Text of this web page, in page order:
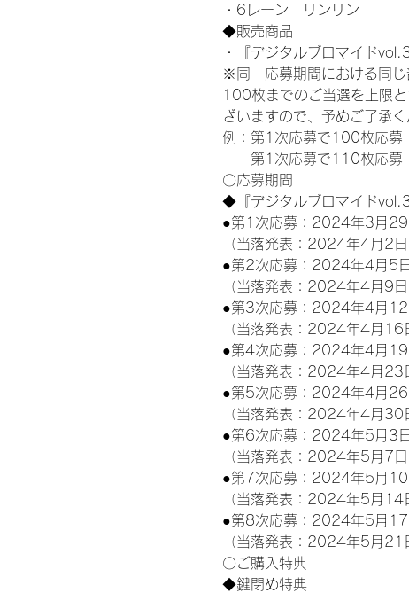
・6レーン　リンリン
◆販売商品
・『デジタルブロマイド
※同一応募期間における同
100枚までのご当選を上限
ざいますので、予めご了承く
例：第1次応募で100枚応
第1次応募で110枚応募
〇応募期間
◆『デジタルブロマイド
●第1次応募：2024年3月
（当落発表：2024年4月2
●第2次応募：2024年4月5
（当落発表：2024年4月9
●第3次応募：2024年4月
（当落発表：2024年4月16
●第4次応募：2024年4月
（当落発表：2024年4月23
●第5次応募：2024年4月
（当落発表：2024年4月30
●第6次応募：2024年5月3
（当落発表：2024年5月7
●第7次応募：2024年5月
（当落発表：2024年5月14
●第8次応募：2024年5月
（当落発表：2024年5月21
〇ご購入特典
◆鍵閉め特典